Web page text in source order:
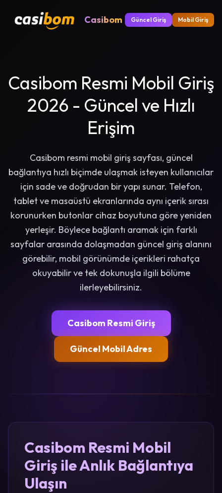
Casibom Güncel Giriş Mobil Giriş
Casibom Resmi Mobil Giriş
2026 - Güncel ve Hızlı
Erişim
Casibom resmi mobil giriş sayfası, güncel
bağlantıya hızlı biçimde ulaşmak isteyen kullanıcılar
için sade ve doğrudan bir yapı sunar. Telefon,
tablet ve masaüstü ekranlarında aynı içerik sırası
korunurken butonlar cihaz boyutuna göre yeniden
yerleşir. Böylece bağlantı aramak için farklı
sayfalar arasında dolaşmadan güncel giriş alanını
görebilir, mobil görünümde içerikleri rahatça
okuyabilir ve tek dokunuşla ilgili bölüme
ilerleyebilirsiniz.
Casibom Resmi Giriş
Güncel Mobil Adres
Casibom Resmi Mobil
Giriş ile Anlık Bağlantıya
Ulaşın